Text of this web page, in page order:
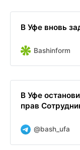
В Уфе вновь
Bashinform
В Уфе
прав
@bash_ufa